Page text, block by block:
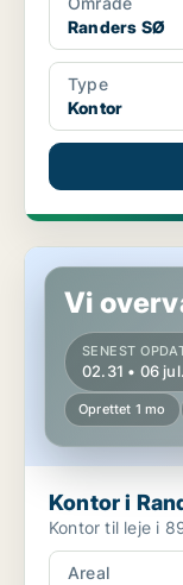
Randers SØ
Type
Kontor
Kontor i Randers SØ
Vi
SENEST
02.31 • 06 jul.
Oprettet 1 mo
Kontor i
Kontor til leje i
Areal